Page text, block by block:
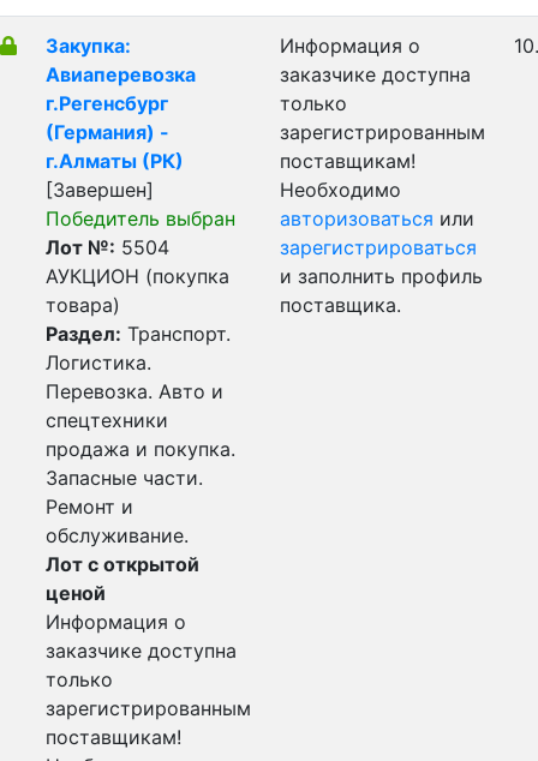
Закупка:
Авиаперевозка
г.Регенсбург
(Германия) -
г.Алматы (РК)
[Завершен]
Победитель выбран
Лот №: 5504
АУКЦИОН (покупка
товара)
Раздел: Транспорт.
Логистика.
Перевозка. Авто и
спецтехники
продажа и покупка.
Запасные части.
Ремонт и
обслуживание.
Лот с открытой
ценой
Информация о
заказчике доступна
только
зарегистрированным
поставщикам!
Информация о
заказчике доступна
только
зарегистрированным
поставщикам!
Необходимо
авторизоваться или
зарегистрироваться
и заполнить профиль
поставщика.